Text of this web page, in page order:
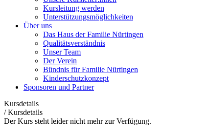
Kursleitung werden
Unterstützungsmöglichkeiten
Über uns
Das Haus der Familie Nürtingen
Qualitätsverständnis
Unser Team
Der Verein
Bündnis für Familie Nürtingen
Kinderschutzkonzept
Sponsoren und Partner
Kursdetails
/Kursdetails
Der Kurs steht leider nicht mehr zur Verfügung.